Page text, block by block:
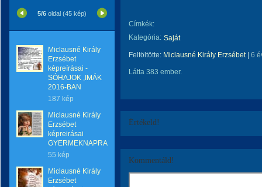
5/6 oldal (45 kép)
Miclausné Király
Erzsébet
képreírásai -
SÓHAJOK ,IMÁK
2016-BAN
187 kép
Miclausné Király
Erzsébet
képreirásai
GYERMEKNAPRA
55 kép
Miclausné Király
Erzsébet
Címkék:
Kategória: Saját
Feltöltötte: Miclausné Király Erzsébet| 6
Látta 383 ember.
Értékeld!
Kommentáld!